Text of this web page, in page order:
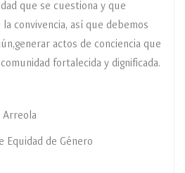
que se cuestiona y que
convivencia, así que debemos
actos de conciencia que
fortalecida y dignificada.
Arreola
Equidad de Género